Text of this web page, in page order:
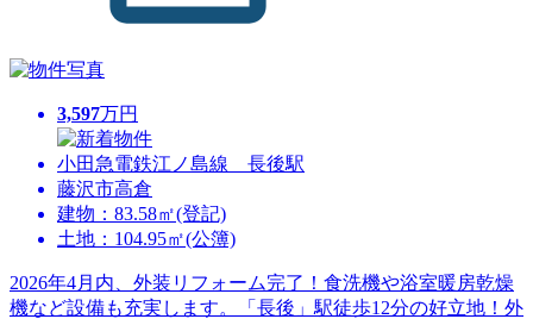
3,597万円
小田急電鉄江ノ島線 長後駅
藤沢市高倉
建物：83.58㎡(登記)
土地：104.95㎡(公簿)
2026年4月内、外装リフォーム完了！食洗機や浴室暖房乾燥
機など設備も充実します。「長後」駅徒歩12分の好立地！外